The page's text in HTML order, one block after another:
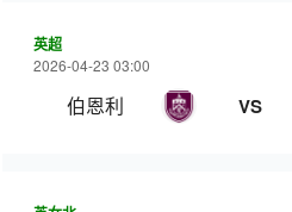
英超
2026-04-23 03:00
伯恩利 VS